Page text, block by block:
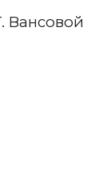
Вансовой